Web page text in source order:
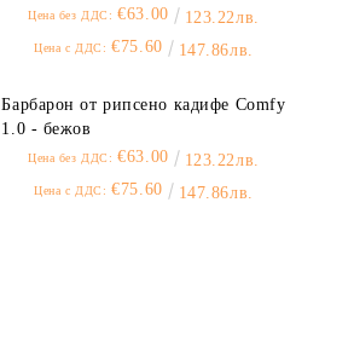
Цена без ДДС: €63.00 123.22лв.
Цена с ДДС: €75.60 147.86лв.
Барбарон от рипсено кадифе Comfy
1.0 - бежов
Цена без ДДС: €63.00 123.22лв.
Цена с ДДС: €75.60 147.86лв.